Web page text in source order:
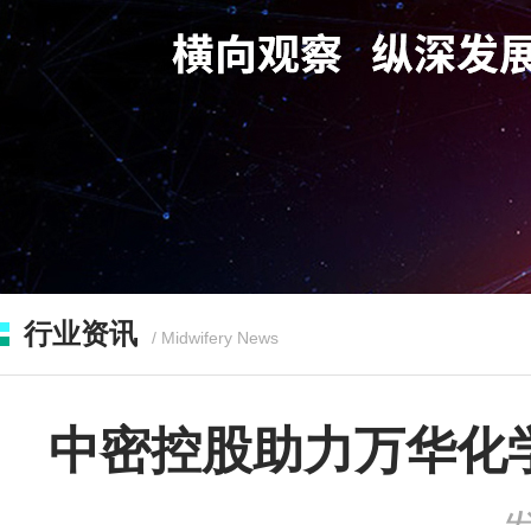
行业资讯 / Midwifery News
中密控股助力万华化